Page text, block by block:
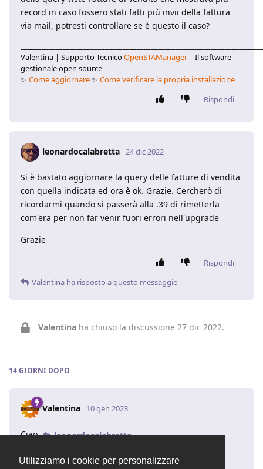
Utilizziamo i cookie per personalizzare
record in caso fossero stati fatti più invii della fattura
via mail, potresti controllare se è questo il caso?
Valentina | Supporto TecnicoOpenSTAManager– Il software
gestionale open source
✨ Come aggiornare✨ Come verificare la propria installazione
Rispondi
leonardocalabretta 24 dic 2022
Si è bastato aggiornare la query delle fatture di vendita
con quella indicata ed ora è ok. Grazie. Cercherò di
ricordarmi quando si passerà alla .39 di rimetterla
com'era per non far venir fuori errori nell'upgrade
Grazie
Rispondi
Valentina ha risposto a questo messaggio
Valentina ha chiuso la discussione 27 dic 2022.
14 GIORNI DOPO
Valentina 10 gen 2023
Ciao leonardocalabretta ,
precedente prima di effettuare l'upgrade